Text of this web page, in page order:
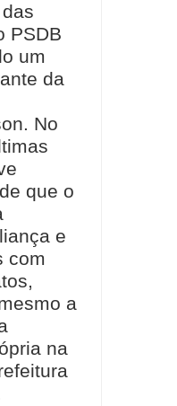
PSDB
um
da
No
que o
e
com
a
na